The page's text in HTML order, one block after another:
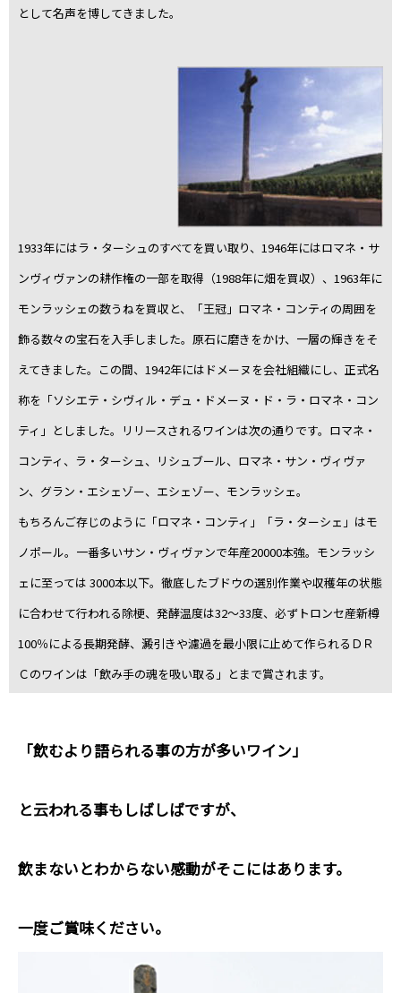
として名声を博してきました。
1933年にはラ・ターシュのすべてを買い取り、1946年にはロマネ・サ
ンヴィヴァンの耕作権の一部を取得（1988年に畑を買収）、1963年に
モンラッシェの数うねを買収と、「王冠」ロマネ・コンティの周囲を
飾る数々の宝石を入手しました。原石に磨きをかけ、一層の輝きをそ
えてきました。この間、1942年にはドメーヌを会社組織にし、正式名
称を「ソシエテ・シヴィル・デュ・ドメーヌ・ド・ラ・ロマネ・コン
ティ」としました。リリースされるワインは次の通りです。ロマネ・
コンティ、ラ・ターシュ、リシュブール、ロマネ・サン・ヴィヴァ
ン、グラン・エシェゾー、エシェゾー、モンラッシェ。
もちろんご存じのように「ロマネ・コンティ」「ラ・ターシェ」はモ
ノポール。一番多いサン・ヴィヴァンで年産20000本強。モンラッシ
ェに至っては 3000本以下。徹底したブドウの選別作業や収穫年の状態
に合わせて行われる除梗、発酵温度は32～33度、必ずトロンセ産新樽
100％による長期発酵、澱引きや濾過を最小限に止めて作られるＤＲ
Ｃのワインは「飲み手の魂を吸い取る」とまで賞されます。
「飲むより語られる事の方が多いワイン」
と云われる事もしばしばですが、
飲まないとわからない感動がそこにはあります。
一度ご賞味ください。